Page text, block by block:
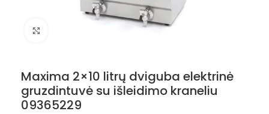
Nuotraukos padidinimas
Maxima 2×10 litrų dviguba elektrinė
gruzdintuvė su išleidimo kraneliu
09365229